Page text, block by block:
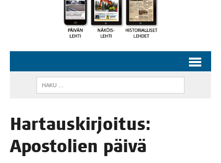
Har­taus­kir­joi­tus:
Apos­to­lien päivä